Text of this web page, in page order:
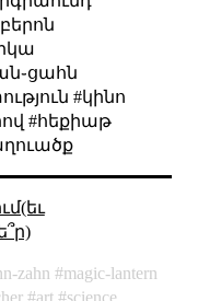
#կինո
#հեքիաթ
zahn
magic-lantern
art
science